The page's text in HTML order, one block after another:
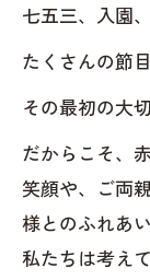
七五三、入園
たくさんの節
その最初の大
だからこそ、
笑顔や、ご両
様とのふれあ
私たちは考え